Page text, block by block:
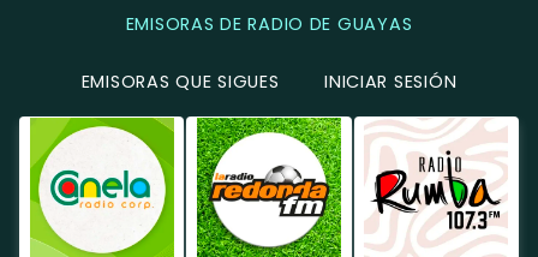
EMISORAS DE RADIO DE GUAYAS
EMISORAS QUE SIGUES INICIAR SESIÓN